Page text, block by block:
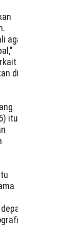
agar
di
itu,